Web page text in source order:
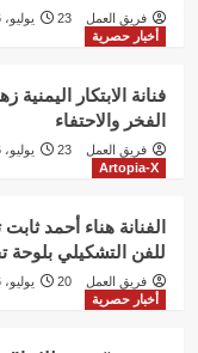
فريق العمل
23 يوليو، 2026
أخبار حصرية
فنانة الابتكار
الفخر والاحتفاء
فريق العمل
23 يوليو، 2026
Artopia-X
الفنانة هناء أحمد
للفن التشكيلي
فريق العمل
20 يوليو، 2026
أخبار حصرية